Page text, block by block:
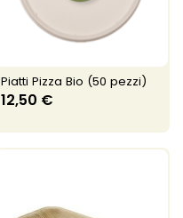
Piatti Pizza Bio (50 pezzi)
12,50 €